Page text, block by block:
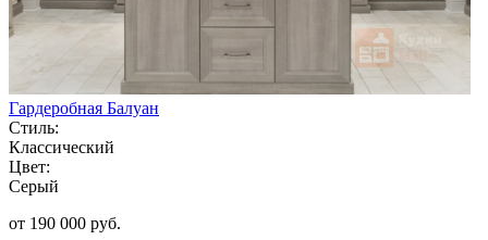
Гардеробная Балуан
Стиль:
Классический
Цвет:
Серый
от 190 000 руб.